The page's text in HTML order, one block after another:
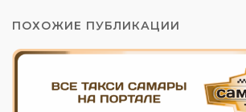
ПОХОЖИЕ ПУБЛИКАЦИИ